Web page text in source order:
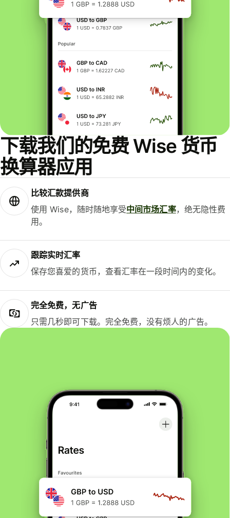
下载我们的免费 Wise 货币
换算器应用
比较汇款提供商
使用 Wise，随时随地享受中间市场汇率，绝无隐性费
用。
跟踪实时汇率
保存您喜爱的货币，查看汇率在一段时间内的变化。
完全免费，无广告
只需几秒即可下载。完全免费，没有烦人的广告。